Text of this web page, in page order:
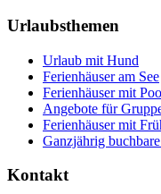
Urlaubsthemen
Urlaub mit Hund
Ferienhäuser am See
Ferienhäuser mit
Angebote für
Ferienhäuser mit
Ganzjährig
Kontakt